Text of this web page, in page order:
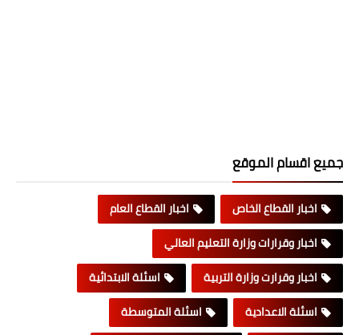
جميع اقسام الموقع
اخبار القطاع الخاص
اخبار القطاع العام
اخبار وقرارات وزارة التعليم العالي
اخبار وقرارت وزارة التربية
اسئلة الابتدائية
اسئلة الاعدادية
اسئلة المتوسطة